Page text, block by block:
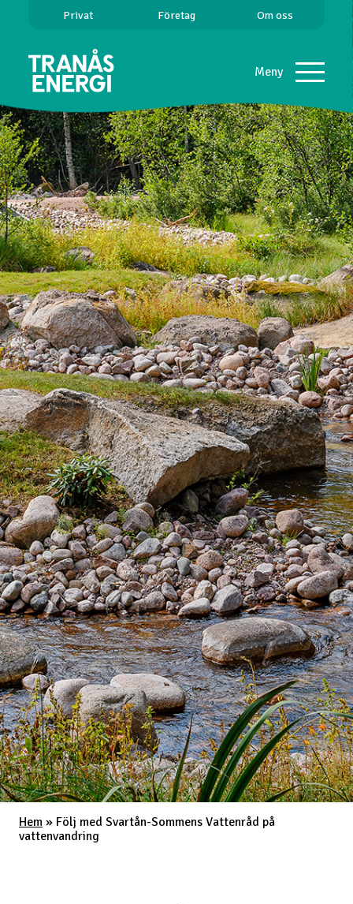
Privat Företag Om oss
Meny
Hem » Följ med Svartån-Sommens Vattenråd på
vattenvandring